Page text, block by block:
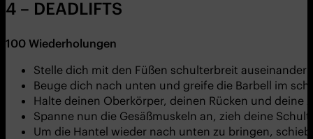
4 – DEADLIFTS
100 Wiederholungen
Stelle dich mit den Füßen schulterbreit
Beuge dich nach unten und greife die Barbell im
Halte deinen Oberkörper, deinen Rücken und
Spanne nun die Gesäßmuskeln an, zieh deine
Um die Hantel wieder nach unten zu bringen,